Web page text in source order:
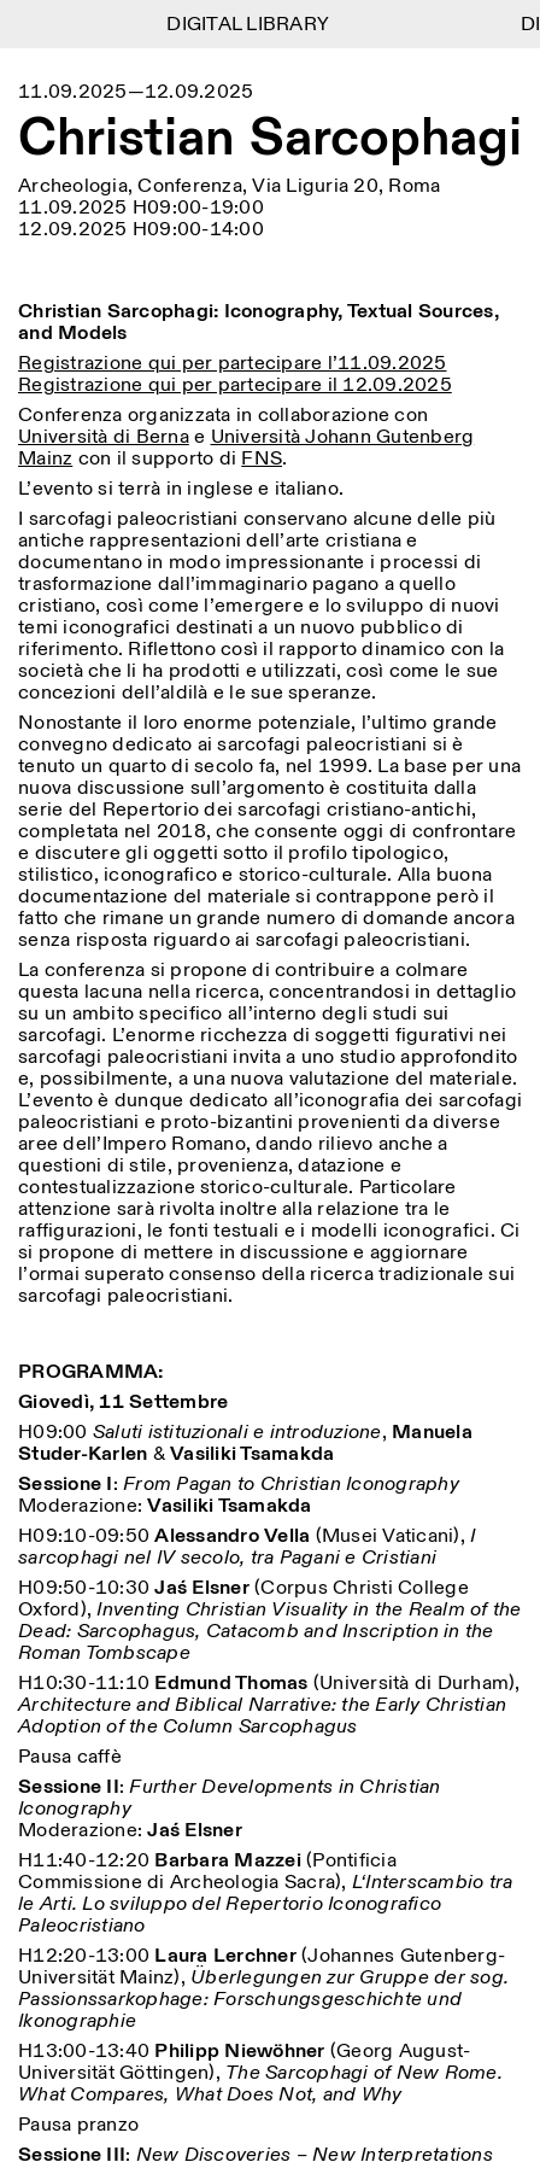
Menu
Lingua EN IT DE
FR
Calendario
Istituto Svizzero
Ricerca
Blog
Organizzazione
Biblioteca
Jobs
Altre Attività
NEWSLETTER
Registrati alla nostra newsletter per ricevere
informazioni sui nostri eventi
Facebook Instagram Linkedin Vimeo
Privacy Policy
Information
ISTITUTO SVIZZERO
Villa Maraini
Via Ludovisi 48
00187 Roma
l’Istituto Svizzero si trova
vicino alla metro A fermata
ORARI PORTINERIA:
LUN-VEN
09:00–13:30, 14:30–18:00
ORARI MOSTRE:
Atlas Studios
Mercoledì/Venerdì: 14:30-
18:30
Giovedì: 14:30-20:00
Sabato/Domenica: 11:00-
18:30
VISITE GUIDATE:
Solo su prenotazione
(italiano, inglese)
Tariffa: 10€ per persona
Per prenotazioni:
visite@istitutosvizzero.it
Ingresso non consentito
agli animali
ISTITUTO SVIZZERO
MILANO
Sede di Milano
Via Vecchio Politecnico 3
20121 Milano
+39 02 76 01 61 18
milano@istitutosvizzero.it
ORARI MOSTRE:
Domenica chiuso
Designed by Dallas
Filtri
Area di appartenenza
Reset
Arte
Residenze Scienze
Categoria
Tutte le categorie
Antropologia
Archeologia
Architettura
Astrofisica
Altre opzioni...
Durata (giorni)
1
365
> 1
11.09.2025—12.09.2025
Christian Sarcophagi
Archeologia, Conferenza, Via Liguria 20, Roma
11.09.2025 H09:00-19:00
12.09.2025 H09:00-14:00
Christian Sarcophagi: Iconography, Textual Sources,
and Models
Registrazione qui per partecipare l’11.09.2025
Registrazione qui per partecipare il 12.09.2025
Conferenza organizzata in collaborazione con
Università di Bernae Università Johann Gutenberg
Mainz con il supporto di FNS.
L’evento si terrà in inglese e italiano.
I sarcofagi paleocristiani conservano alcune delle più
antiche rappresentazioni dell’arte cristiana e
documentano in modo impressionante i processi di
trasformazione dall’immaginario pagano a quello
cristiano, così come l’emergere e lo sviluppo di nuovi
temi iconografici destinati a un nuovo pubblico di
riferimento. Riflettono così il rapporto dinamico con la
società che li ha prodotti e utilizzati, così come le sue
concezioni dell’aldilà e le sue speranze.
Nonostante il loro enorme potenziale, l’ultimo grande
convegno dedicato ai sarcofagi paleocristiani si è
tenuto un quarto di secolo fa, nel 1999. La base per una
nuova discussione sull’argomento è costituita dalla
serie del Repertorio dei sarcofagi cristiano-antichi,
completata nel 2018, che consente oggi di confrontare
e discutere gli oggetti sotto il profilo tipologico,
stilistico, iconografico e storico-culturale. Alla buona
documentazione del materiale si contrappone però il
fatto che rimane un grande numero di domande ancora
senza risposta riguardo ai sarcofagi paleocristiani.
La conferenza si propone di contribuire a colmare
questa lacuna nella ricerca, concentrandosi in dettaglio
su un ambito specifico all’interno degli studi sui
sarcofagi. L’enorme ricchezza di soggetti figurativi nei
sarcofagi paleocristiani invita a uno studio approfondito
e, possibilmente, a una nuova valutazione del materiale.
L’evento è dunque dedicato all’iconografia dei sarcofagi
paleocristiani e proto-bizantini provenienti da diverse
aree dell’Impero Romano, dando rilievo anche a
questioni di stile, provenienza, datazione e
contestualizzazione storico-culturale. Particolare
attenzione sarà rivolta inoltre alla relazione tra le
raffigurazioni, le fonti testuali e i modelli iconografici. Ci
si propone di mettere in discussione e aggiornare
l’ormai superato consenso della ricerca tradizionale sui
sarcofagi paleocristiani.
PROGRAMMA:
Giovedì, 11 Settembre
H09:00 Saluti istituzionali e introduzione, Manuela
Studer-Karlen &Vasiliki Tsamakda
Sessione I: From Pagan to Christian Iconography
Moderazione:Vasiliki Tsamakda
H09:10-09:50Alessandro Vella (Musei Vaticani), I
sarcophagi nel IV secolo, tra Pagani e Cristiani
H09:50-10:30 Jaś Elsner(Corpus Christi College
Oxford),Inventing Christian Visuality in the Realm of the
Dead: Sarcophagus, Catacomb and Inscription in the
Roman Tombscape
H10:30-11:10 Edmund Thomas (Università di Durham),
Architecture and Biblical Narrative: the Early Christian
Adoption of the Column Sarcophagus
Pausa caffè
Sessione II:Further Developments in Christian
Iconography
Moderazione: Jaś Elsner
H11:40-12:20 Barbara Mazzei(Pontificia
Commissione di Archeologia Sacra), L‘Interscambio tra
le Arti. Lo sviluppo del Repertorio Iconografico
Paleocristiano
H12:20-13:00 Laura Lerchner(Johannes Gutenberg-
Universität Mainz), Überlegungen zur Gruppe der sog.
Passionssarkophage: Forschungsgeschichte und
Ikonographie
H13:00-13:40 Philipp Niewöhner (Georg August-
Universität Göttingen), The Sarcophagi of New Rome.
What Compares, What Does Not, and Why
Pausa pranzo
Sessione III: New Discoveries – New Interpretations
DIGITAL LIBRARY
DIGITAL LIBRARY